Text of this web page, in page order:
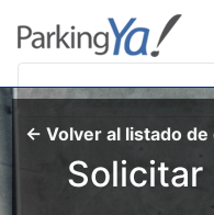
← Volver al listado
Solicitar